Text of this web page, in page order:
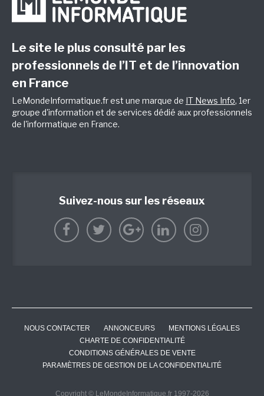
Le site le plus consulté par les
professionnels de l’IT et de l’innovation
en France
LeMondeInformatique.fr est une marque de IT News Info, 1er
groupe d'information et de services dédié aux professionnels
de l'informatique en France.
Suivez-nous sur les réseaux
NOUS CONTACTER ANNONCEURS
MENTIONS LÉGALES
CHARTE DE CONFIDENTIALITÉ
CONDITIONS GÉNÉRALES DE VENTE
PARAMÈTRES DE GESTION DE LA CONFIDENTIALITÉ
Copyright © LeMondeInformatique.fr 1997-2026